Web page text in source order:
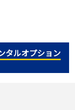
タルオプション